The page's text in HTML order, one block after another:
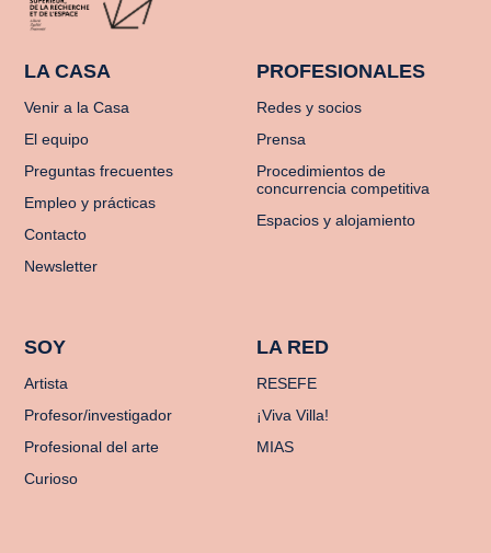
LA CASA
Venir a la Casa
El equipo
Preguntas frecuentes
Empleo y prácticas
Contacto
Newsletter
PROFESIONALES
Redes y socios
Prensa
Procedimientos de
concurrencia competitiva
Espacios y alojamiento
SOY
Artista
Profesor/investigador
Profesional del arte
Curioso
LA RED
RESEFE
¡Viva Villa!
MIAS